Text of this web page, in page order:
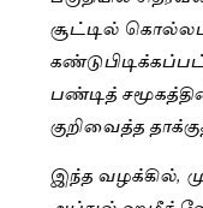
சூட்டில்
பண்டித்
குறிவைத்த
இந்த வழக்கில்,